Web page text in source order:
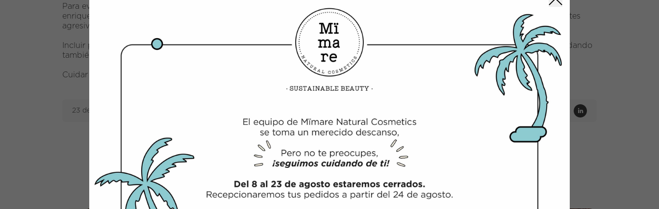
Para evitar estos daños, es fundamental usar productos suaves y nutritivos. Las fórmulas veganas y naturales, Mïmare
enriquecidas con ingredientes activos como el romero y el mentol, revitalizan el cuero cabelludo y fortalecen el cabello sin ingredientes
agresivos ni crueldad animal.
Incluir productos responsables en tu rutina capilar te ayudará a recuperar la fuerza, brillo y vitalidad de tu melena tras el verano, cuidando
también del planeta.
Cuidar tu cabello con conciencia y evitar estos errores es clave para lucir una melena saludable y llena de vida todo el año.
23 de julio de 2025 |
ÚLTIMAS ENTRADAS